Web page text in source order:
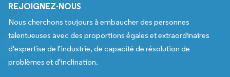
REJOIGNEZ-NOUS
Nous cherchons toujours à embaucher des personnes
talentueuses avec des proportions égales et extraordinaires
d'expertise de l'industrie, de capacité de résolution de
problèmes et d'inclination.